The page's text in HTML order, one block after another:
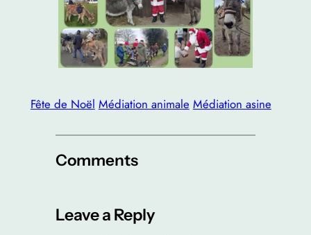
Fête de Noël Médiation animale Médiation asine
Comments
Leave a Reply